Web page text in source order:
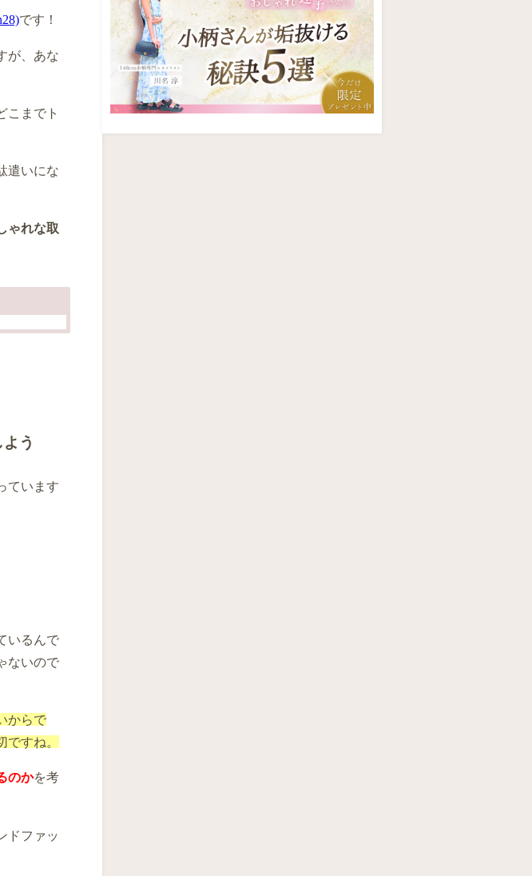
です！
が、あな
こまでト
遣いにな
ゃれな取
う
ています
いるんで
ないので
からで
すね。
のかを考
ドファッ